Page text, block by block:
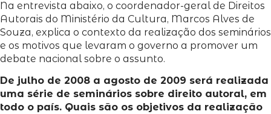
Na entrevista abaixo, o coordenador-geral de Direitos
Autorais do Ministério da Cultura, Marcos Alves de
Souza, explica o contexto da realização dos seminários
e os motivos que levaram o governo a promover um
debate nacional sobre o assunto.
De julho de 2008 a agosto de 2009 será realizada
uma série de seminários sobre direito autoral, em
todo o país. Quais são os objetivos da realização